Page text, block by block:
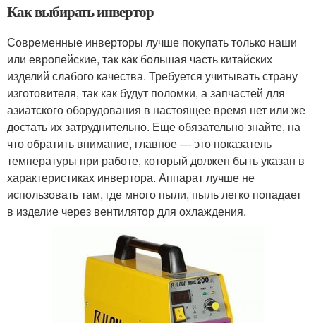
Как выбирать инвертор
Современные инверторы лучше покупать только наши
или европейские, так как большая часть китайских
изделий слабого качества. Требуется учитывать страну
изготовителя, так как будут поломки, а запчастей для
азиатского оборудования в настоящее время нет или же
достать их затруднительно. Еще обязательно знайте, на
что обратить внимание, главное — это показатель
температуры при работе, который должен быть указан в
характеристиках инвертора. Аппарат лучше не
использовать там, где много пыли, пыль легко попадает
в изделие через вентилятор для охлаждения.